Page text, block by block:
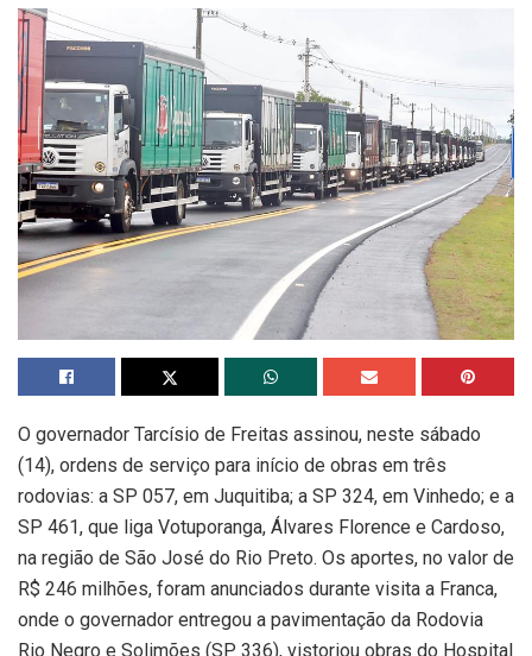
O governador Tarcísio de Freitas assinou, neste sábado
(14), ordens de serviço para início de obras em três
rodovias: a SP 057, em Juquitiba; a SP 324, em Vinhedo; e a
SP 461, que liga Votuporanga, Álvares Florence e Cardoso,
na região de São José do Rio Preto. Os aportes, no valor de
R$ 246 milhões, foram anunciados durante visita a Franca,
onde o governador entregou a pavimentação da Rodovia
Rio Negro e Solimões (SP 336), vistoriou obras do Hospital